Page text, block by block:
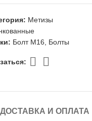
Метизы
Болт М16, Болты
ДОСТАВКА И ОПЛАТА